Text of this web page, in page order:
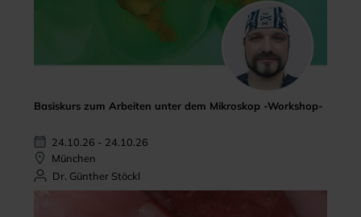
Basiskurs zum Arbeiten unter dem Mikroskop -Workshop-
24.10.26 - 24.10.26
München
Dr. Günther Stöckl